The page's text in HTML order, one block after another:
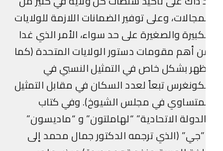
وعلى توفير الضمانات اللازمة للولايات
والصغيرة على حد سواء، الأمر الذي غدا
أهم مقومات دستور الولايات المتحدة (كما
بشكل خاص في التمثيل النسبي في
تبعاً لعدد السكان في مقابل التمثيل
في مجلس الشيوخ). وفي كتاب
الاتحادية” “لهاملتون” و “ماديسون”
(الذي ترجمه الدكتور جمال محمد إلى